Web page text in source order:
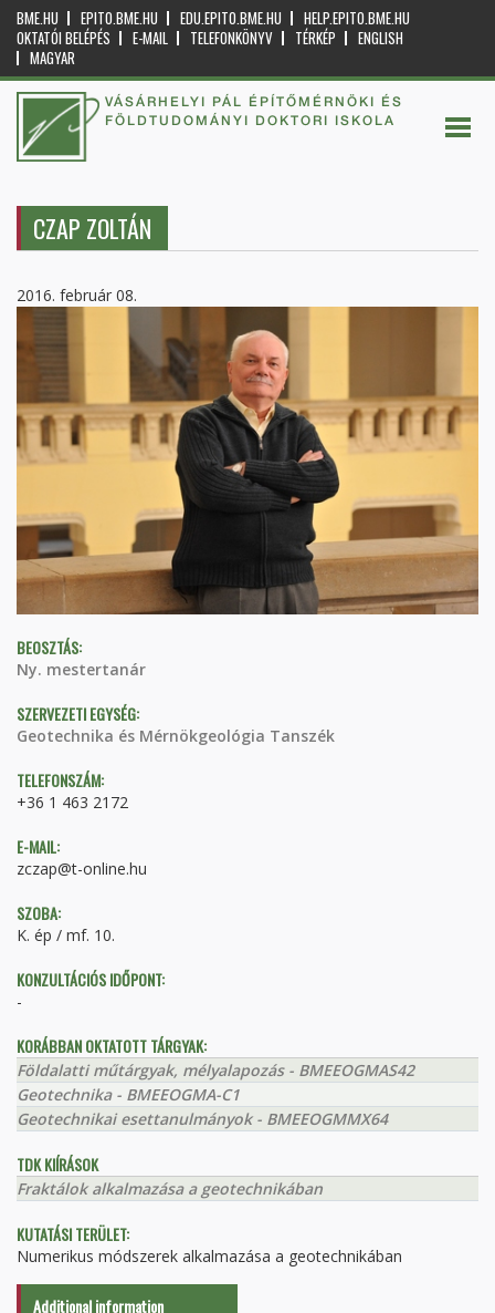
BME.HU EPITO.BME.HU EDU.EPITO.BME.HU
HELP.EPITO.BME.HU
OKTATÓI BELÉPÉS
E-MAIL TELEFONKÖNYV TÉRKÉP
ENGLISH
MAGYAR
VÁSÁRHELYI PÁL ÉPÍTŐMÉRNÖKI ÉS
FÖLDTUDOMÁNYI DOKTORI ISKOLA
CZAP ZOLTÁN
2016. február 08.
BEOSZTÁS:
Ny. mestertanár
SZERVEZETI EGYSÉG:
Geotechnika és Mérnökgeológia Tanszék
TELEFONSZÁM:
+36 1 463 2172
E-MAIL:
zczap@t-online.hu
SZOBA:
K. ép / mf. 10.
KONZULTÁCIÓS IDŐPONT:
-
KORÁBBAN OKTATOTT TÁRGYAK:
Földalatti műtárgyak, mélyalapozás - BMEEOGMAS42
Geotechnika - BMEEOGMA-C1
Geotechnikai esettanulmányok - BMEEOGMMX64
TDK KIÍRÁSOK
Fraktálok alkalmazása a geotechnikában
KUTATÁSI TERÜLET:
Numerikus módszerek alkalmazása a geotechnikában
Additional information